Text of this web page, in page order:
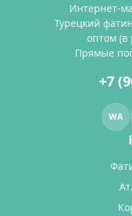
Интернет-
Турецкий
оптом (в
Прямые
+7
WA